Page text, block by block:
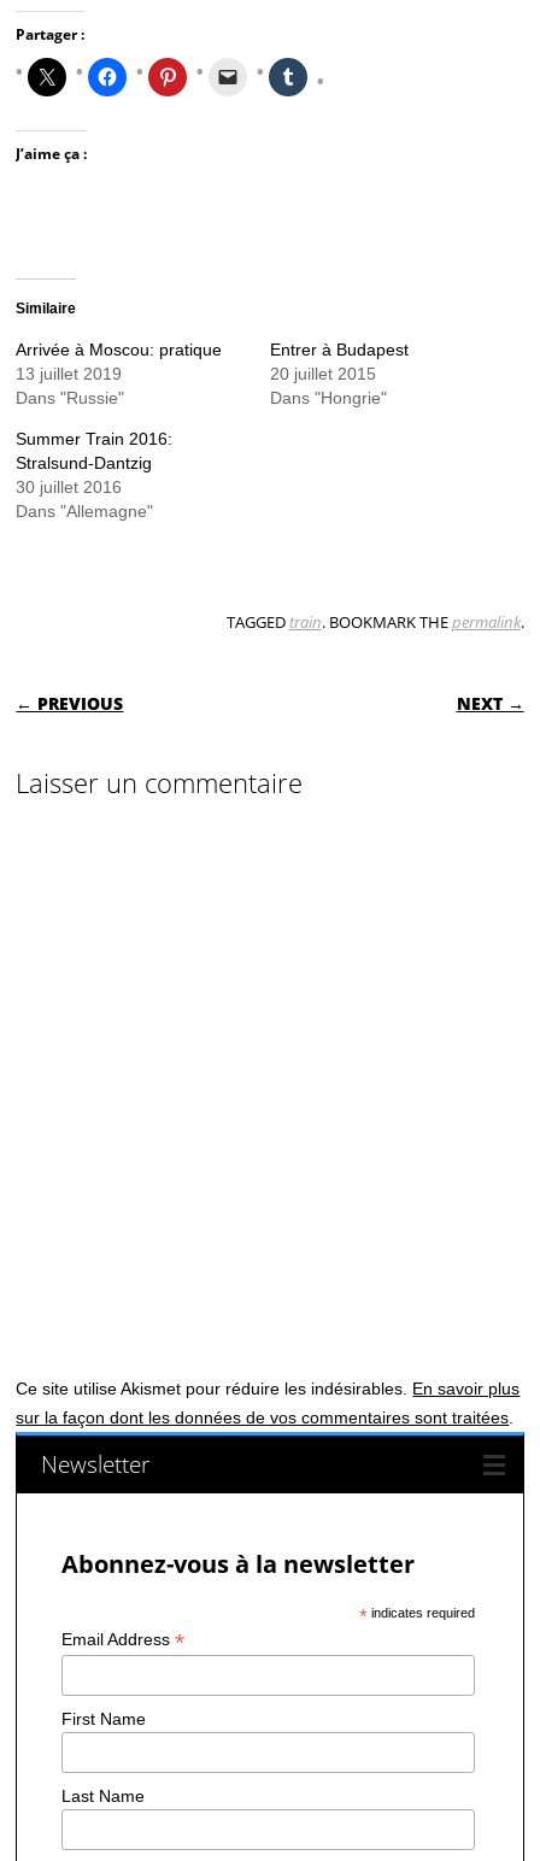
Partager :
J’aime ça :
Similaire
Arrivée à Moscou: pratique
13 juillet 2019
Dans "Russie"
Entrer à Budapest
20 juillet 2015
Dans "Hongrie"
Summer Train 2016:
Stralsund-Dantzig
30 juillet 2016
Dans "Allemagne"
TAGGED train. BOOKMARK THEpermalink.
POST NAVIGATION
← PREVIOUS NEXT →
Laisser un commentaire
Ce site utilise Akismet pour réduire les indésirables. En savoir plus
sur la façon dont les données de vos commentaires sont traitées.
Newsletter
Abonnez-vous à la newsletter
* indicates required
Email Address *
First Name
Last Name